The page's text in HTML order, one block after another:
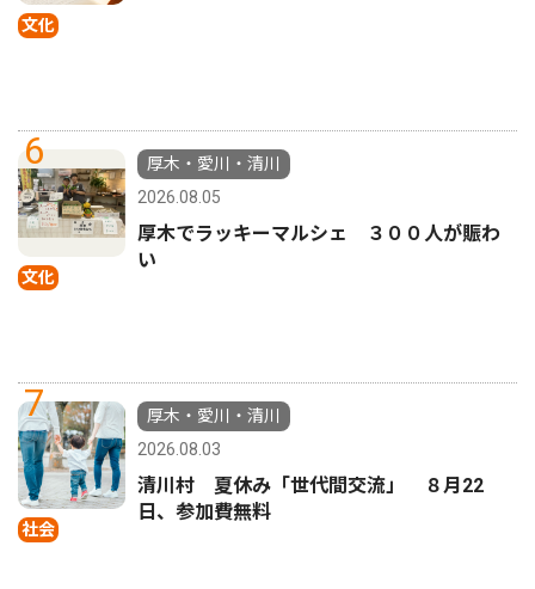
文化
6
文化
厚木・愛川・清川
2026.08.05
厚木でラッキーマルシェ ３００人が賑わ
い
7
社会
厚木・愛川・清川
2026.08.03
清川村 夏休み「世代間交流」 ８月22
日、参加費無料